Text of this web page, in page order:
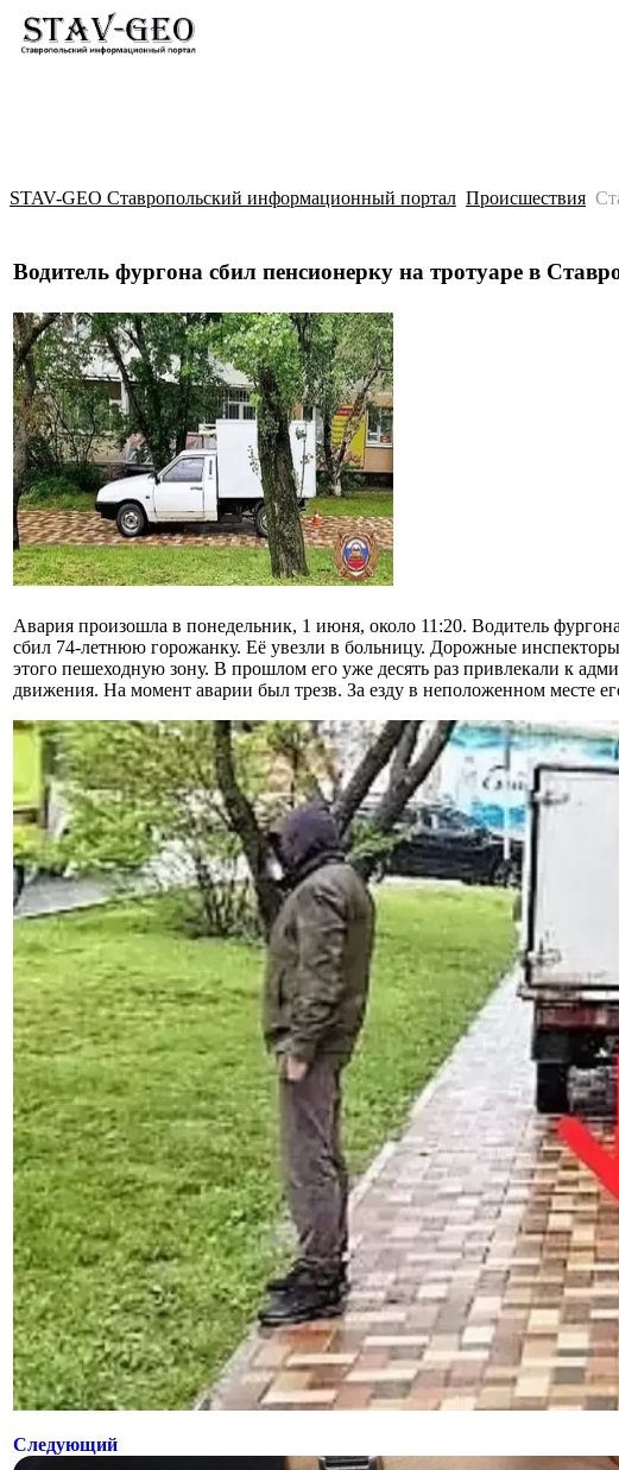
STAV-GEO Ставропольский информационный портал Происшествия
Водитель фургона сбил пенсионерку на тротуаре в
Авария произошла в понедельник, 1 июня, около 11:20. Водитель
сбил 74-летнюю горожанку. Её увезли в больницу. Дорожные
этого пешеходную зону. В прошлом его уже десять раз привлекали к
движения. На момент аварии был трезв. За езду в неположенном месте
Следующий